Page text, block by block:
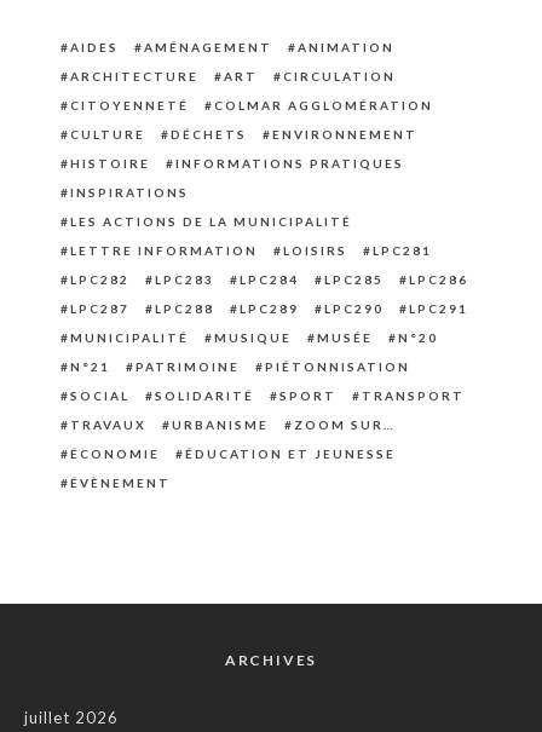
AIDES AMÉNAGEMENT
ANIMATION
ARCHITECTURE
ART
CIRCULATION
CITOYENNETÉ
COLMAR AGGLOMÉRATION
CULTURE
DÉCHETS
ENVIRONNEMENT
HISTOIRE
INFORMATIONS PRATIQUES
INSPIRATIONS
LES ACTIONS DE LA MUNICIPALITÉ
LETTRE INFORMATION
LOISIRS
LPC281
LPC282
LPC283 LPC284 LPC285
LPC286
LPC287
LPC288 LPC289 LPC290
LPC291
MUNICIPALITÉ
MUSIQUE MUSÉE
N°20
N°21
PATRIMOINE
PIÉTONNISATION
SOCIAL
SOLIDARITÉ SPORT
TRANSPORT
TRAVAUX
URBANISME
ZOOM SUR…
ÉCONOMIE
ÉDUCATION ET JEUNESSE
ÉVÈNEMENT
ARCHIVES
juillet 2026